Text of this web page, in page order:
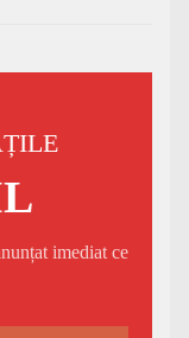
imediat ce